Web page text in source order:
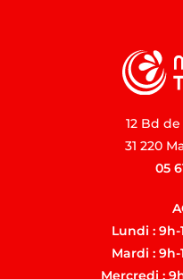
12 Bd
31 220
05
Lundi : 9h-
Mardi : 9h-
Mercredi :